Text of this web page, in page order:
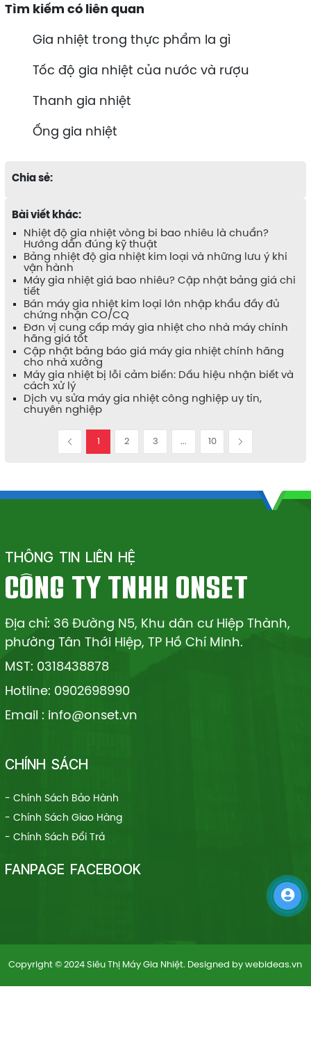
Tìm kiếm có liên quan
Gia nhiệt trong thực phẩm la gì
Tốc độ gia nhiệt của nước và rượu
Thanh gia nhiệt
Ống gia nhiệt
Chia sẻ:
Bài viết khác:
Nhiệt độ gia nhiệt vòng bi bao nhiêu là chuẩn?
Hướng dẫn đúng kỹ thuật
Bảng nhiệt độ gia nhiệt kim loại và những lưu ý khi
vận hành
Máy gia nhiệt giá bao nhiêu? Cập nhật bảng giá chi
tiết
Bán máy gia nhiệt kim loại lớn nhập khẩu đầy đủ
chứng nhận CO/CQ
Đơn vị cung cấp máy gia nhiệt cho nhà máy chính
hãng giá tốt
Cập nhật bảng báo giá máy gia nhiệt chính hãng
cho nhà xưởng
Máy gia nhiệt bị lỗi cảm biến: Dấu hiệu nhận biết và
cách xử lý
Dịch vụ sửa máy gia nhiệt công nghiệp uy tín,
chuyên nghiệp
2 3 ... 10
THÔNG TIN LIÊN HỆ
CÔNG TY TNHH ONSET
Địa chỉ: 36 Đường N5, Khu dân cư Hiệp Thành,
phường Tân Thới Hiệp, TP Hồ Chí Minh.
MST: 0318438878
Hotline: 0902698990
Email : info@onset.vn
CHÍNH SÁCH
- Chính Sách Bảo Hành
- Chính Sách Giao Hàng
- Chính Sách Đổi Trả
FANPAGE FACEBOOK
Copyright © 2024 Siêu Thị Máy Gia Nhiệt. Designed bywebideas.vn